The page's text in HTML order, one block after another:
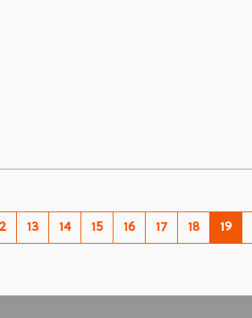
13 14 15 16 17 18 19